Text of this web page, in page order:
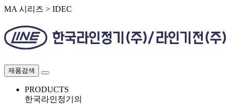
MA 시리즈 > IDEC
제품검색
PRODUCTS
한국라인정기의